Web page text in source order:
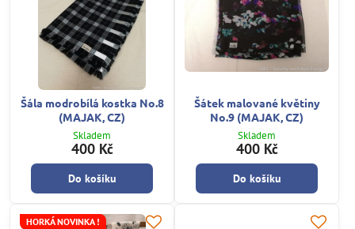
Šála modrobílá kostka No.8
(MAJAK, CZ)
Skladem
400 Kč
Do košíku
Šátek malované květiny
No.9 (MAJAK, CZ)
Skladem
400 Kč
Do košíku
HORKÁ NOVINKA !